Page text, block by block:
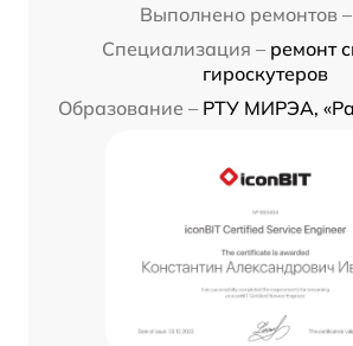
Выполнено ремонтов –
Специализация – ремонт
гироскутеров
Образование – РТУ МИРЭА,